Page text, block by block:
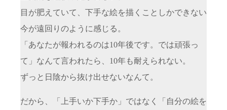
目が肥えていて、下手な絵を描くことしかできない
今が遠回りのように感じる。
「あなたが報われるのは10年後です。では頑張っ
て」なんて言われたら、10年も耐えられない。
ずっと日陰から抜け出せないなんて。
だから、「上手いか下手か」ではなく「自分の絵を